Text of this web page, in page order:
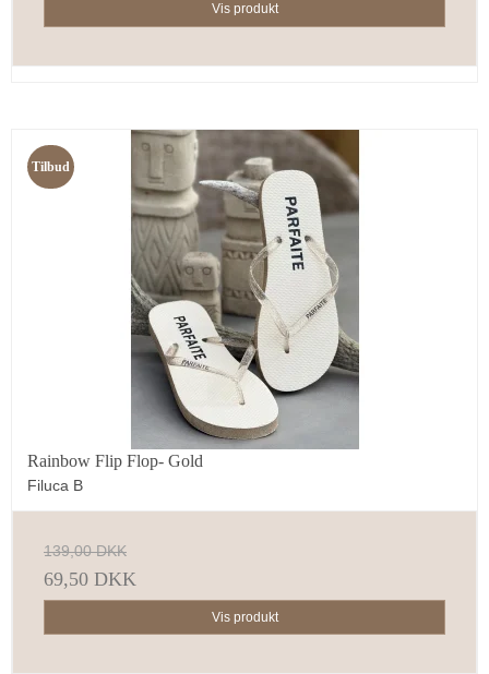
Vis produkt
Tilbud
Rainbow Flip Flop- Gold
Filuca B
139,00 DKK
69,50 DKK
Vis produkt